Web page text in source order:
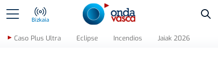
Bizkaia
Caso Plus Ultra Eclipse Incendios Jaiak 2026